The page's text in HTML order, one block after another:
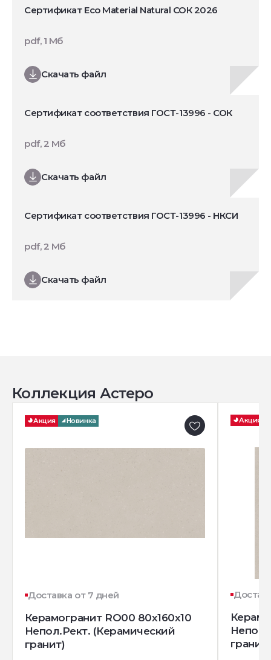
Сертификат Eco Material Natural СОК 2026
Скачать файл
pdf, 1 Мб
Сертификат соответствия ГОСТ-13996 - СОК
Скачать файл
pdf, 2 Мб
Сертификат соответствия ГОСТ-13996 - НКСИ
Скачать файл
pdf, 2 Мб
Коллекция Астеро
Акция Новинка
Доставка от 7 дней
Керамогранит RO00 80x160x10
Непол.Рект. (Керамический
гранит)
Акция
гранит)